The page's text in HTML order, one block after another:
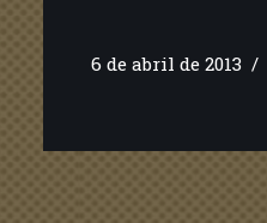
6 de abril de 2013